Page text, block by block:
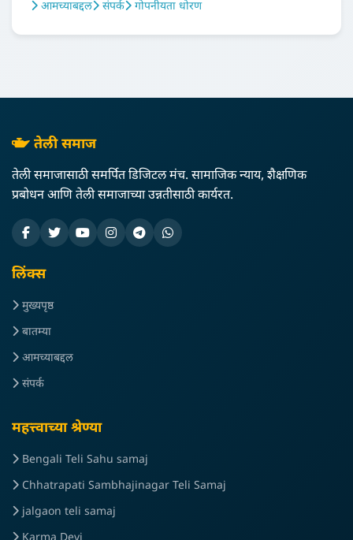
आमच्याबद्दल
संपर्क गोपनीयता धोरण
तेली समाज
तेली समाजासाठी समर्पित डिजिटल मंच. सामाजिक न्याय, शैक्षणिक
प्रबोधन आणि तेली समाजाच्या उन्नतीसाठी कार्यरत.
लिंक्स
मुख्यपृष्ठ
बातम्या
आमच्याबद्दल
संपर्क
महत्त्वाच्या श्रेण्या
Bengali Teli Sahu samaj
Chhatrapati Sambhajinagar Teli Samaj
jalgaon teli samaj